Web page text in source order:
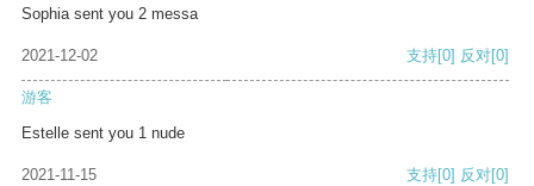
Sophia sent you 2 messa
2021-12-02 支持[0] 反对[0]
游客
Estelle sent you 1 nude
2021-11-15 支持[0] 反对[0]